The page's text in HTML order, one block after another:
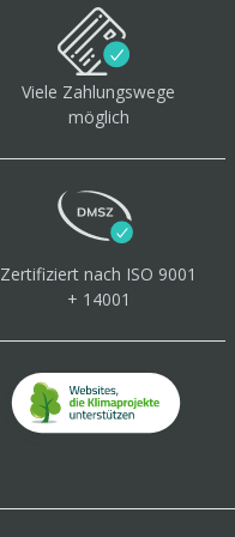
Viele Zahlungswege
möglich
Zertifiziert nach ISO 9001
+ 14001